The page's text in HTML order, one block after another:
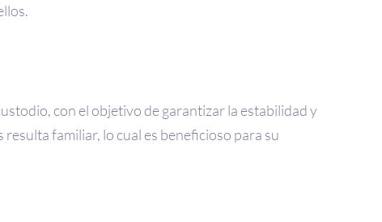
con el objetivo de garantizar la estabilidad y
familiar, lo cual es beneficioso para su